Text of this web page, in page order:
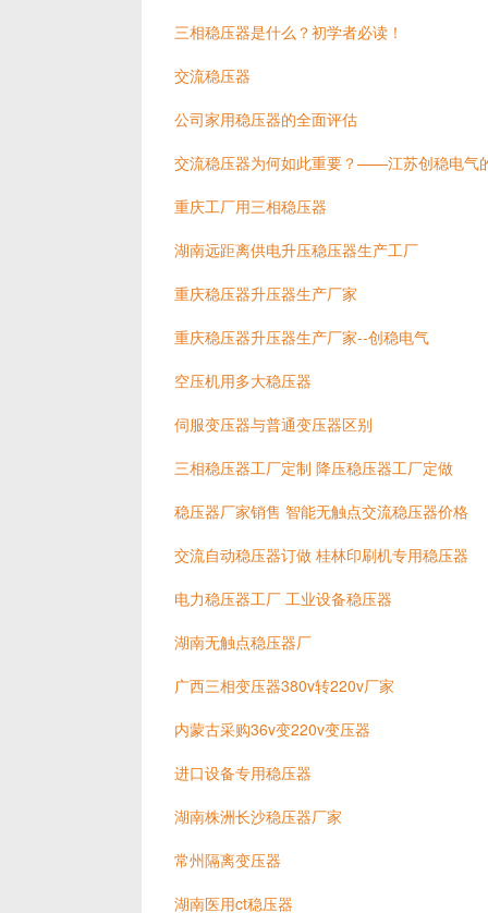
三相稳压器是什么？初学者必读！
交流稳压器
公司家用稳压器的全面评估
交流稳压器为何如此重要？——江苏创稳电气
重庆工厂用三相稳压器
湖南远距离供电升压稳压器生产工厂
重庆稳压器升压器生产厂家
重庆稳压器升压器生产厂家--创稳电气
空压机用多大稳压器
伺服变压器与普通变压器区别
三相稳压器工厂定制 降压稳压器工厂定做
稳压器厂家销售 智能无触点交流稳压器价格
交流自动稳压器订做 桂林印刷机专用稳压器
电力稳压器工厂 工业设备稳压器
湖南无触点稳压器厂
广西三相变压器380v转220v厂家
内蒙古采购36v变220v变压器
进口设备专用稳压器
湖南株洲长沙稳压器厂家
常州隔离变压器
湖南医用ct稳压器